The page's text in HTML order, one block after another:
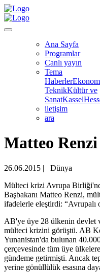
Ana Sayfa
Programlar
Canlı yayın
Tema
Haberler
TeknikKültür ve
SanatKassel
iletişim
ara
Matteo Renzi
26.06.2015 |
Dünya
Mülteci krizi Avrupa
Başbakanı Matteo Renzi,
ifadelerle eleştirdi: “Avrupalı
AB'ye üye 28 ülkenin devlet
mülteci krizini görüştü. AB
Yunanistan'da bulunan
çerçevesinde tüm üye
gündeme getirmişti. Ancak
yerine gönüllülük esasına